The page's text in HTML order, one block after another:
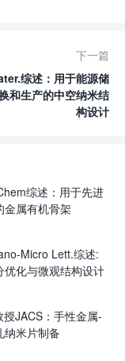
下一篇
综述：用于能源储
和生产的中空纳米结
构设计
综述：用于先进
金属有机骨架
Micro Lett.综述:
化与微观结构设计
授JACS：手性金属-
纳米片制备